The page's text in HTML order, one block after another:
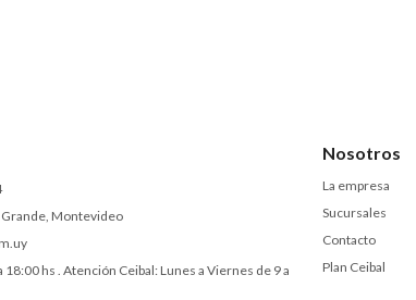
Grande, Montevideo
hs . Atención Ceibal: Lunes a Viernes de 9 a
Nosotros
La empresa
Sucursales
Contacto
Plan Ceibal